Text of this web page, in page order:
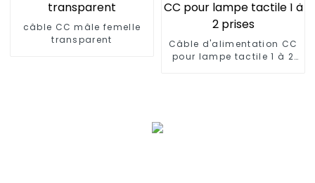
câble CC mâle femelle
transparent
Câble d'alimentation CC
pour lampe tactile 1 à 2